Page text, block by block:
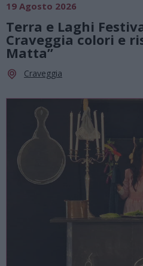
19 Agosto 2026
Terra e Laghi
Craveggia colori e
Matta”
Craveggia